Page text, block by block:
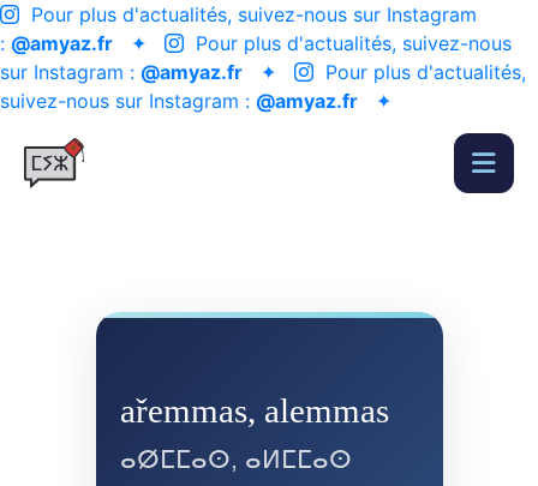
Pour plus d'actualités, suivez-nous sur Instagram
: @amyaz.fr ✦
Pour plus d'actualités, suivez-nous
sur Instagram : @amyaz.fr ✦
Pour plus d'actualités,
suivez-nous sur Instagram : @amyaz.fr ✦
ařemmas, alemmas
ⴰⵁⵎⵎⴰⵙ, ⴰⵍⵎⵎⴰⵙ